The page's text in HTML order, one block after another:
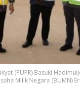
(PUPR) Basuki
Milik Negara (BUMN)